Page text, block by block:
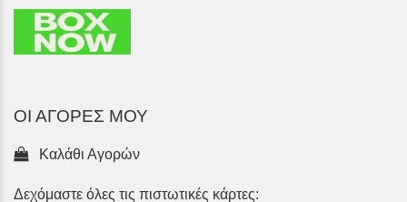
ΟΙ ΑΓΟΡΕΣ ΜΟΥ
Καλάθι Αγορών
Δεχόμαστε όλες τις πιστωτικές κάρτες: